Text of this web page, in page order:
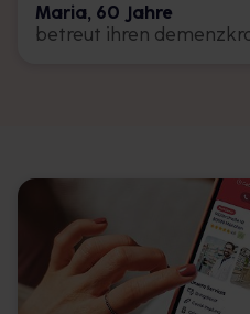
Maria, 60 Jahre
betreut ihren